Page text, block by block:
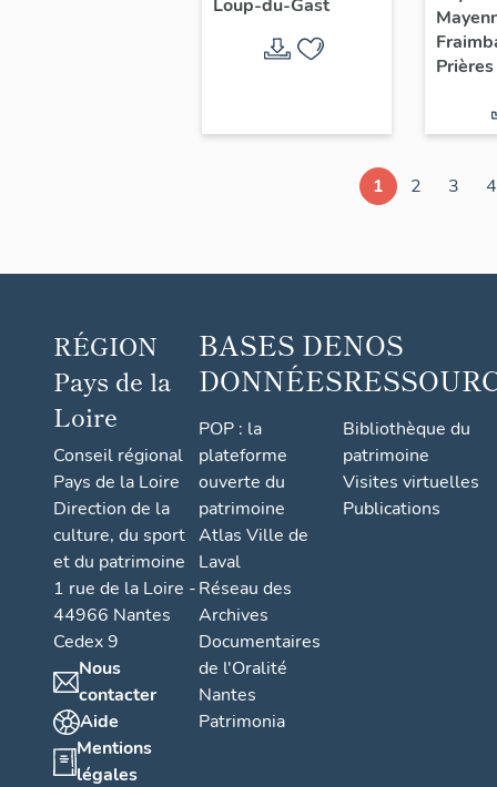
postale du début du
XXe siècle.
Loup-du-Gast
Prières
1 2 3 4
RÉGION
Pays de la
Loire
Conseil régional
Pays de la Loire
Direction de la
culture, du sport
et du patrimoine
1 rue de la Loire -
44966 Nantes
Cedex 9
Nous
contacter
Aide
Mentions
légales
BASES DE
DONNÉES
POP : la
plateforme
ouverte du
patrimoine
Atlas Ville de
Laval
Réseau des
Archives
Documentaires
de l'Oralité
Nantes
Patrimonia
NOS
Bibliothèque du
patrimoine
Visites virtuelles
Publications